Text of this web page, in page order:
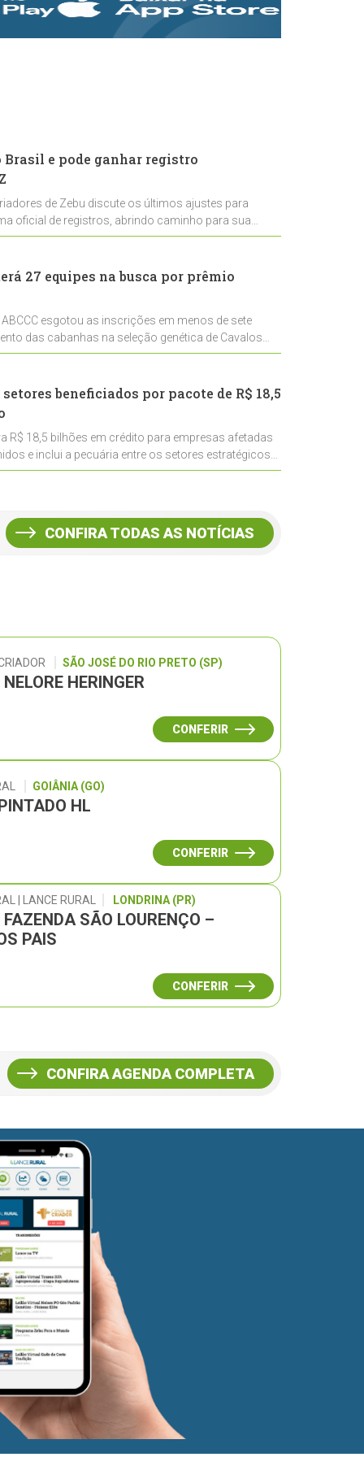
rastreabilidade e
rigor técnico para
Brasil e pode ganhar registro
de Zebu discute os últimos ajustes para
oficial de registros, abrindo caminho para sua
27 equipes na busca por prêmio
esgotou as inscrições em menos de sete
das cabanhas na seleção genética de Cavalos
beneficiados por pacote de R$ 18,5
R$ 18,5 bilhões em crédito para empresas afetadas
e inclui a pecuária entre os setores estratégicos
CONFIRA TODAS AS NOTÍCIAS
SÃO JOSÉ DO RIO PRETO (SP)
HERINGER
CONFERIR
GOIÂNIA (GO)
HL
CONFERIR
| LANCE RURAL LONDRINA (PR)
SÃO LOURENÇO –
PAIS
CONFERIR
CONFIRA AGENDA COMPLETA